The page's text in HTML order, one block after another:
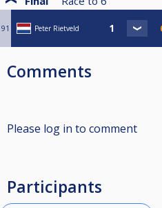
91 Peter Rietveld
Comments
Please log in to comment
Participants